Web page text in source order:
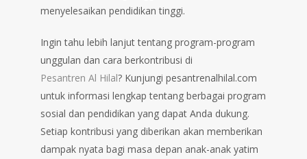
menyelesaikan pendidikan tinggi.
Ingin tahu lebih lanjut tentang program-program
unggulan dan cara berkontribusi di
Pesantren Al Hilal? Kunjungi pesantrenalhilal.com
untuk informasi lengkap tentang berbagai program
sosial dan pendidikan yang dapat Anda dukung.
Setiap kontribusi yang diberikan akan memberikan
dampak nyata bagi masa depan anak-anak yatim